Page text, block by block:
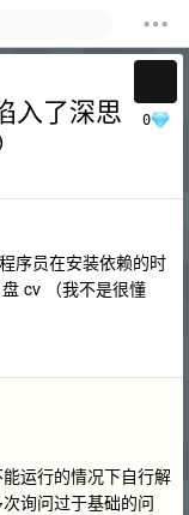
0
入了深思
序员在安装依赖的时
cv （我不是很懂
运行的情况下自行解
询问过于基础的问